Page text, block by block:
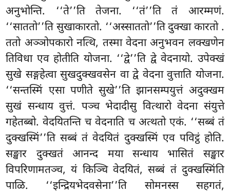
अनुभोन्ति. ‘‘ते’’ति तेजना. ‘‘तं’’ति तं आरम्मणं.
‘‘साततो’’ति सुखाकारतो. ‘‘अस्साततो’’ति दुक्खा कारतो .
ततो अञ्ञोपकारो नत्थि, तस्मा वेदना अनुभवन लक्खणेन
तिविधा एव होतीति योजना. ‘‘द्वे’’ति द्वे वेदनायो. उपेक्खं
सुखे सङ्गहेत्वा सुखदुक्खवसेन वा द्वे वेदना वुत्ताति योजना.
‘‘सन्तस्मिं एसा पणीते सुखे’’ति झानसम्पयुत्तं अदुक्खम
सुखं सन्धाय वुत्तं. पञ्च भेदादीसु वित्थारो वेदना संयुत्ते
गहेतब्बो. वेदयितन्ति च वेदनाति च अत्थतो एकं. ‘‘सब्बं तं
दुक्खस्मिं’’ति सब्बं तं वेदयितं दुक्खस्मिं एव पविट्ठं होति.
सङ्खार दुक्खतं आनन्द मया सन्धाय भासितं सङ्खार
विपरिणामतञ्च, यं किञ्चि वेदयितं, सब्बं तं दुक्खस्मिंति
पाळि. ‘‘इन्द्रियभेदवसेना’’ति सोमनस्स सहगतं,